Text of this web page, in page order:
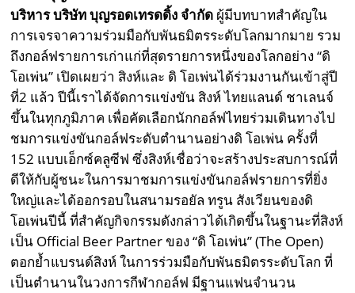
บริหาร บริษัท บุญรอดเทรดดิ้ง จำกัด ผู้มีบทบาทสำคัญใน
การเจรจาความร่วมมือกับพันธมิตรระดับโลกมากมาย รวม
ถึงกอล์ฟรายการเก่าแก่ที่สุดรายการหนึ่งของโลกอย่าง “ดิ
โอเพ่น” เปิดเผยว่า สิงห์และ ดิ โอเพ่นได้ร่วมงานกันเข้าสู่ปี
ที่2 แล้ว ปีนี้เราได้จัดการแข่งขัน สิงห์ ไทยแลนด์ ชาเลนจ์
ขึ้นในทุกภูมิภาค เพื่อคัดเลือกนักกอล์ฟไทยร่วมเดินทางไป
ชมการแข่งขันกอล์ฟระดับตำนานอย่างดิ โอเพ่น ครั้งที่
152 แบบเอ็กซ์คลูซีฟ ซึ่งสิงห์เชื่อว่าจะสร้างประสบการณ์ที่
ดีให้กับผู้ชนะในการมาชมการแข่งขันกอล์ฟรายการที่ยิ่ง
ใหญ่และได้ออกรอบในสนามรอยัล ทรูน สังเวียนของดิ
โอเพ่นปีนี้ ที่สำคัญกิจกรรมดังกล่าวได้เกิดขึ้นในฐานะที่สิงห์
เป็น Official Beer Partner ของ “ดิ โอเพ่น” (The Open)
ตอกย้ำแบรนด์สิงห์ ในการร่วมมือกับพันธมิตรระดับโลก ที่
เป็นตำนานในวงการกีฬากอล์ฟ มีฐานแฟนจำนวน